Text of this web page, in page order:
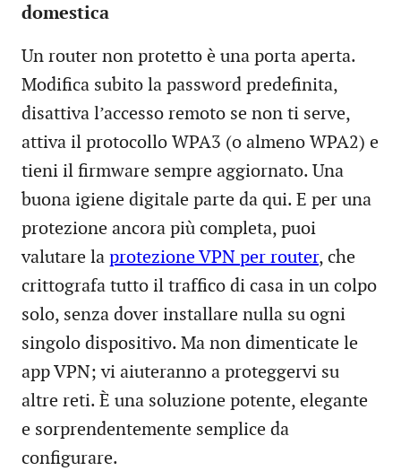
domestica
Un router non protetto è una porta aperta.
Modifica subito la password predefinita,
disattiva l’accesso remoto se non ti serve,
attiva il protocollo WPA3 (o almeno WPA2) e
tieni il firmware sempre aggiornato. Una
buona igiene digitale parte da qui. E per una
protezione ancora più completa, puoi
valutare la protezione VPN per router, che
crittografa tutto il traffico di casa in un colpo
solo, senza dover installare nulla su ogni
singolo dispositivo. Ma non dimenticate le
app VPN; vi aiuteranno a proteggervi su
altre reti. È una soluzione potente, elegante
e sorprendentemente semplice da
configurare.